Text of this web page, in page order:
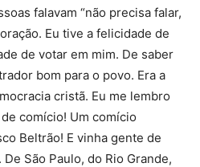
falavam “não precisa falar,
Eu tive a felicidade de
de votar em mim. De saber
bom para o povo. Era a
cristã. Eu me lembro
comício! Um comício
Beltrão! E vinha gente de
São Paulo, do Rio Grande,